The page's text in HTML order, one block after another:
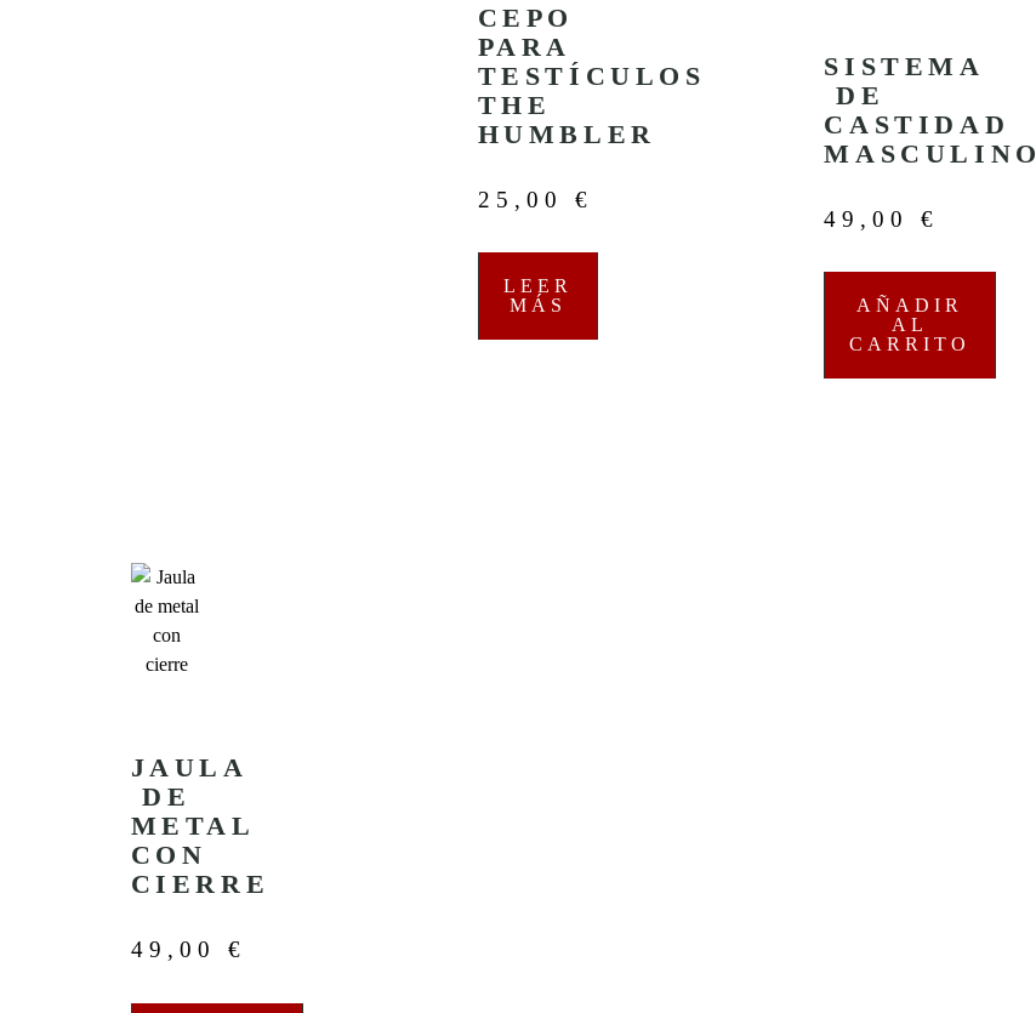
CEPO
PARA
TESTÍCULOS
THE
HUMBLER
25,00 €
LEER
MÁS
SISTEMA
DE
CASTIDAD
MASCULINO
49,00€
AÑADIR
AL
CARRITO
JAULA
DE
METAL
CON
CIERRE
49,00 €